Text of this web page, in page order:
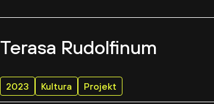
Terasa Rudolfinum
2023 Kultura Projekt